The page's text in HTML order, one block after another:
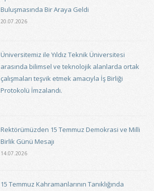
Buluşmasında Bir Araya Geldi
20.07.2026
Üniversitemiz ile Yıldız Teknik Üniversitesi
arasında bilimsel ve teknolojik alanlarda ortak
çalışmaları teşvik etmek amacıyla İş Birliği
Protokolü İmzalandı.
Rektörümüzden 15 Temmuz Demokrasi ve Milli
Birlik Günü Mesajı
14.07.2026
15 Temmuz Kahramanlarının Tanıklığında